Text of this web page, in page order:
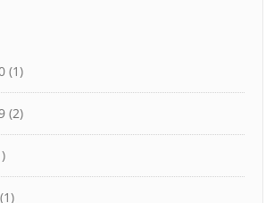
(1)
(2)
(1)